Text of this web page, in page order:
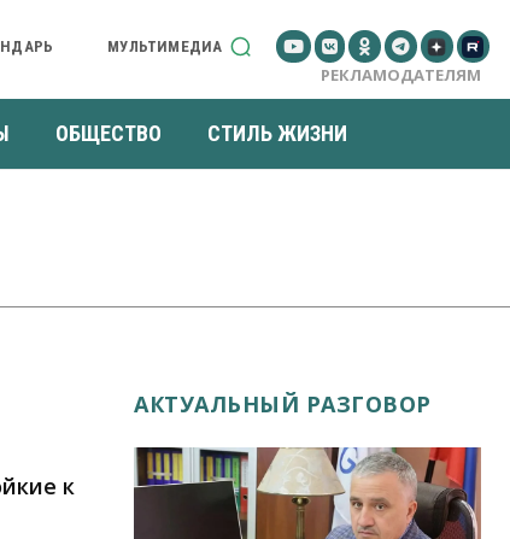
МУЛЬТИМЕДИА
РЕКЛАМОДАТЕЛЯМ
ОБЩЕСТВО СТИЛЬ ЖИЗНИ
к
АКТУАЛЬНЫЙ РАЗГОВОР